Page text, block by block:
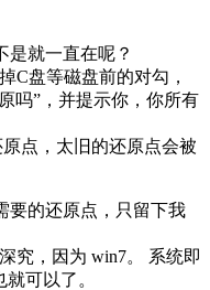
是就一直在呢？
C盘等磁盘前的对勾，
吗”，并提示你，你所有
点，太旧的还原点会被
要的还原点，只留下我
究，因为 win7。 系统即
可以了。